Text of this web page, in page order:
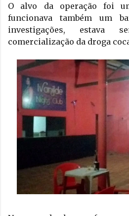
O alvo da operação foi
funcionava também um
investigações, estava
comercialização da droga